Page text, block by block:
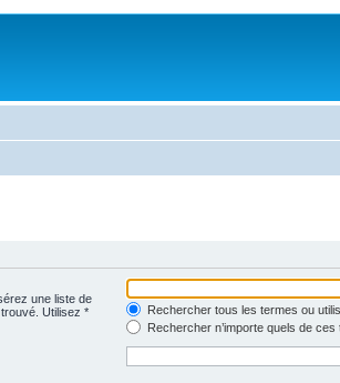
une liste de
Utilisez *
Rechercher tous les termes ou
Rechercher n’importe quels de ces